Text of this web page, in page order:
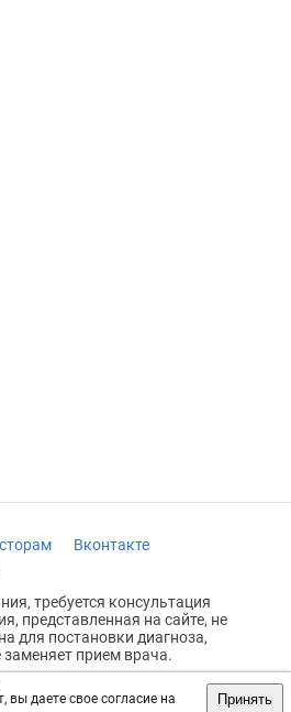
вы даете свое согласие на
Принять
Вконтакте
требуется консультация
представленная на сайте, не
для постановки диагноза,
заменяет прием врача.